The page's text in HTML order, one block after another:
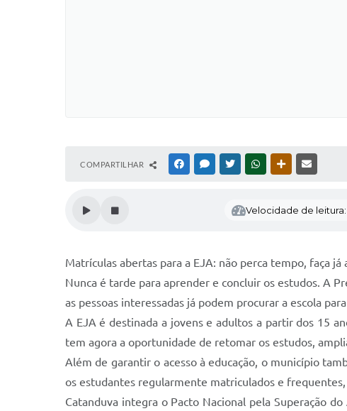
COMPARTILHAR FACEBOOKMESSENGER
TWITTERWHATSAPPOUTRAS MÍDIAS
Velocidade de leitura:
Matrículas abertas para a EJA: não perca tempo, faça já
Nunca é tarde para aprender e concluir os estudos. A
as pessoas interessadas já podem procurar a escola
A EJA é destinada a jovens e adultos a partir dos 15
tem agora a oportunidade de retomar os estudos,
Além de garantir o acesso à educação, o município
os estudantes regularmente matriculados e
Catanduva integra o Pacto Nacional pela Superação